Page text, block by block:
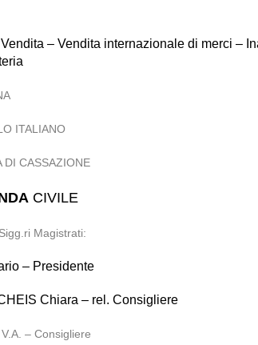
– Vendita internazionale di merci –
ITALIANO
DI CASSAZIONE
CIVILE
Magistrati:
– Presidente
Chiara – rel. Consigliere
– Consigliere